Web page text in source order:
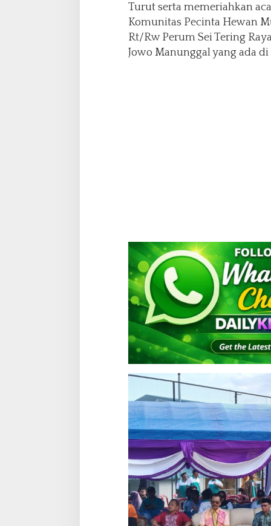
Turut serta memeriahkan
Komunitas Pecinta Hewan
Rt/Rw Perum Sei Tering
Jowo Manunggal yang ada di